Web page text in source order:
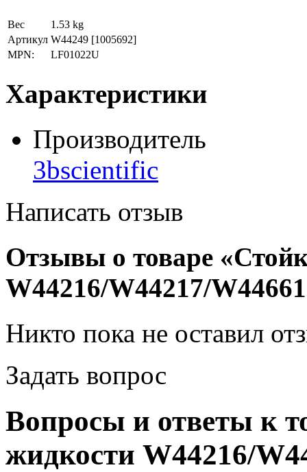
Вес
1.53 kg
Артикул W44249 [1005692]
MPN:
LF01022U
Характеристики
Производитель
3bscientific
Написать отзыв
Отзывы о товаре
W44216/W44217/
Никто пока не оставил
Задать вопрос
Вопросы и ответы к
жидкости W44216/